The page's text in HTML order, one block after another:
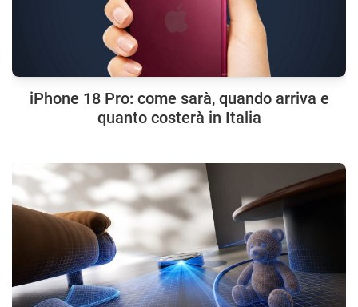
iPhone 18 Pro: come sarà, quando arriva e
quanto costerà in Italia